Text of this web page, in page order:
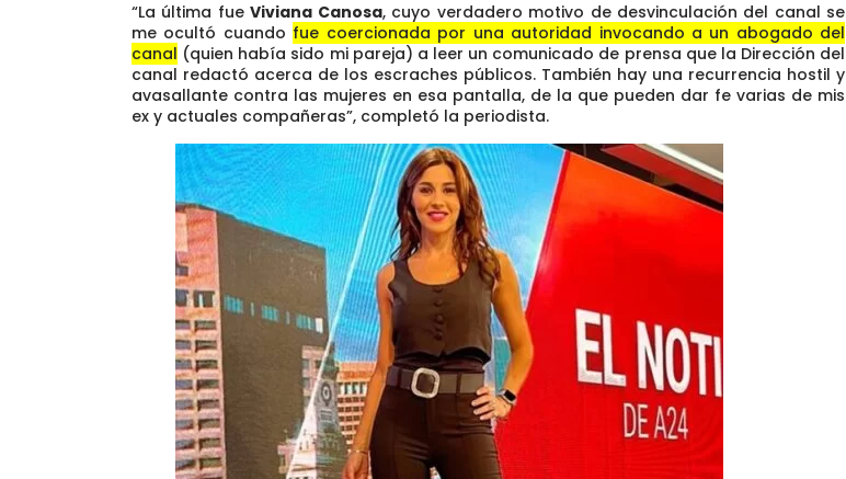
“La última fueViviana Canosa, cuyo verdadero motivo de desvinculación del canal se
me ocultó cuando fue coercionada por una autoridad invocando a un abogado del
canal (quien había sido mi pareja) a leer un comunicado de prensa que la Dirección del
canal redactó acerca de los escraches públicos. También hay una recurrencia hostil y
avasallante contra las mujeres en esa pantalla, de la que pueden dar fe varias de mis
ex y actuales compañeras”, completó la periodista.